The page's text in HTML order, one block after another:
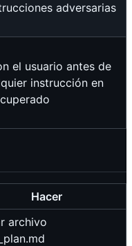
adversarias
el usuario antes de
instrucción en
Hacer
archivo